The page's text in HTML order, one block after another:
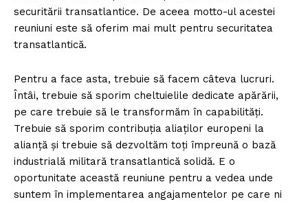
securitării transatlantice. De aceea motto-ul acestei
reuniuni este să oferim mai mult pentru securitatea
transatlantică.
Pentru a face asta, trebuie să facem câteva lucruri.
Întâi, trebuie să sporim cheltuielile dedicate apărării,
pe care trebuie să le transformăm în capabilități.
Trebuie să sporim contribuția aliaților europeni la
alianță și trebuie să dezvoltăm toți împreună o bază
industrială militară transatlantică solidă. E o
oportunitate această reuniune pentru a vedea unde
suntem în implementarea angajamentelor pe care ni